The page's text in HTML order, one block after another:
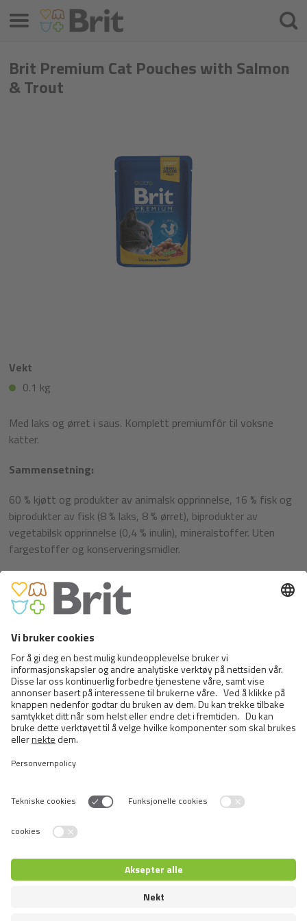
Brit Premium Cat Pouches with Salmon
& Trout
Vekt
0.1 kg
Med laks og ørret i saus. Komplett premiumfôr til voksne
katter.
Sammensetning:
60 % kjøtt og produkter av animalsk opprinnelse, 16 % fisk og
biprodukter av fisk (8 % laks, 8 % ørret), biprodukter av
vegetabilsk opprinnelse (0,4 % inulin), mineralstoffer. Uten
fargestoffer og konserveringsmidler.
Analytiske komponenter:
Grovt protein 8,5 %, Grove oljer og fett 4,5 %, Grov aske 2,5
Ernæringssammensetning:
Vitamin D3 250 IU, Vitamin E 100 mg, Sink 10 mg, Mangan 2
mg, Jod 0,7 mg, Kobber 0,2 mg, Taurin 450 mg, Biotin 100 µg.
Søke
etter
Menu
Switch language